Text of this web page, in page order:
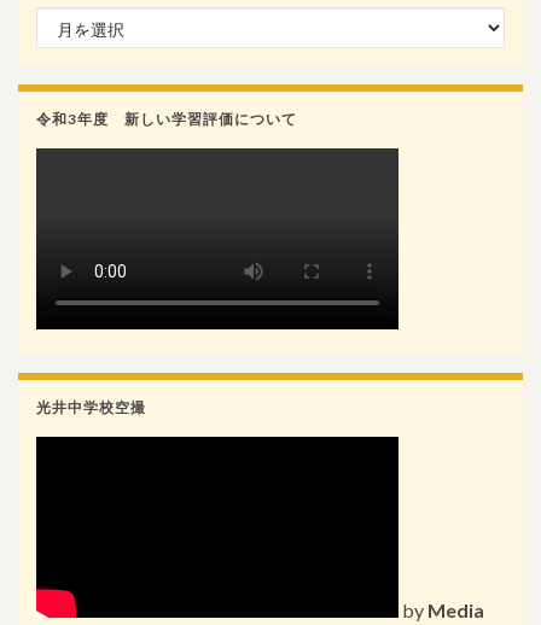
月別検索
令和3年度 新しい学習評価について
光井中学校空撮
by Media